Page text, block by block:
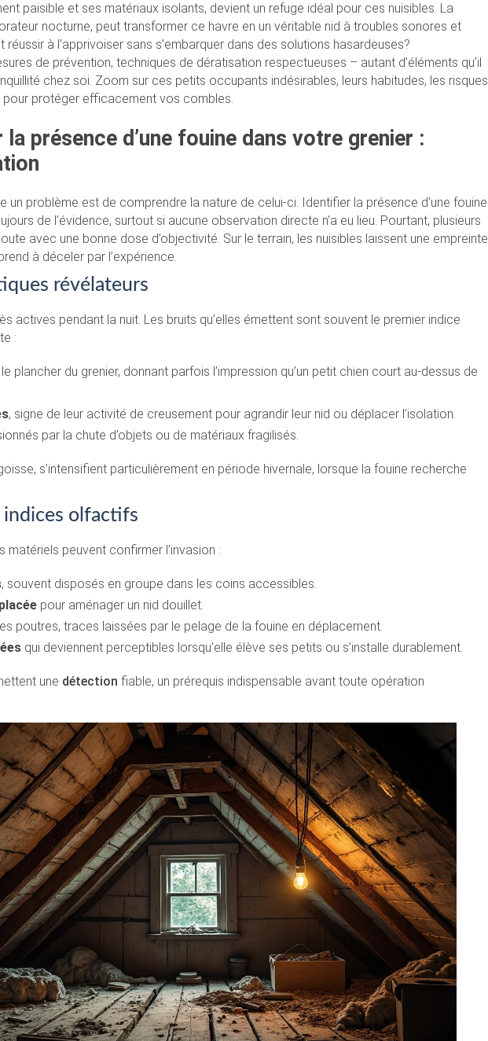
paisible et ses matériaux isolants, devient un refuge idéal pour ces nuisibles. La
nocturne, peut transformer ce havre en un véritable nid à troubles sonores et
à l’apprivoiser sans s’embarquer dans des solutions hasardeuses?
de prévention, techniques de dératisation respectueuses – autant d’éléments qu’il
chez soi. Zoom sur ces petits occupants indésirables, leurs habitudes, les risques
protéger efficacement vos combles.
présence d’une fouine dans votre grenier :
un problème est de comprendre la nature de celui-ci. Identifier la présence d’une fouine
de l’évidence, surtout si aucune observation directe n’a eu lieu. Pourtant, plusieurs
avec une bonne dose d’objectivité. Sur le terrain, les nuisibles laissent une empreinte
à déceler par l’expérience.
révélateurs
actives pendant la nuit. Les bruits qu’elles émettent sont souvent le premier indice
:
plancher du grenier, donnant parfois l’impression qu’un petit chien court au-dessus de
, signe de leur activité de creusement pour agrandir leur nid ou déplacer l’isolation.
par la chute d’objets ou de matériaux fragilisés.
s’intensifient particulièrement en période hivernale, lorsque la fouine recherche
indices olfactifs
matériels peuvent confirmer l’invasion :
, souvent disposés en groupe dans les coins accessibles.
pour aménager un nid douillet.
poutres, traces laissées par le pelage de la fouine en déplacement.
qui deviennent perceptibles lorsqu’elle élève ses petits ou s’installe durablement.
une détection fiable, un prérequis indispensable avant toute opération